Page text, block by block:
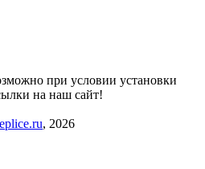
при условии установки
на наш сайт!
, 2026